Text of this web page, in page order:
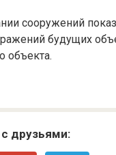
сооружений
будущих
объекта.
друзьями: